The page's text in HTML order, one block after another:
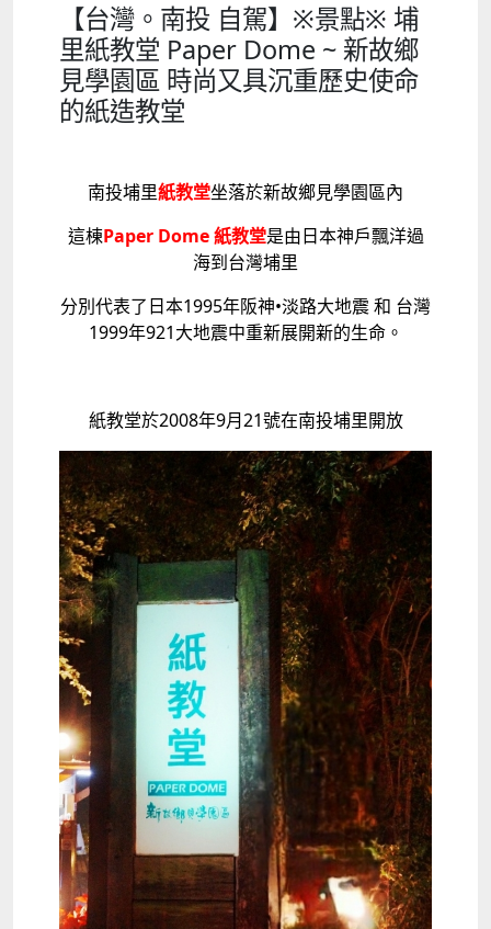
【台灣。南投 自駕】※景點※ 埔
里紙教堂 Paper Dome ~ 新故鄉
見學園區 時尚又具沉重歷史使命
的紙造教堂
南投埔里紙教堂坐落於新故鄉見學園區內
這棟Paper Dome 紙教堂是由日本神戶飄洋過
海到台灣埔里
分別代表了日本1995年阪神•淡路大地震 和 台灣
1999年921大地震中重新展開新的生命。
紙教堂於2008年9月21號在南投埔里開放